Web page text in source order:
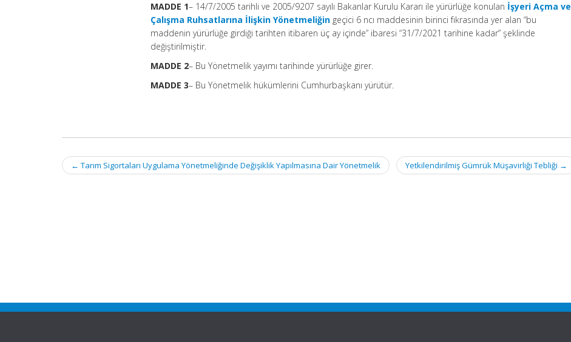
MADDE 1– 14/7/2005 tarihli ve 2005/9207 sayılı Bakanlar Kurulu Kararı ile yürürlüğe konulan İşyeri Açma ve
Çalışma Ruhsatlarına İlişkin Yönetmeliğin geçici 6 ncı maddesinin birinci fıkrasında yer alan “bu
maddenin yürürlüğe girdiği tarihten itibaren üç ay içinde” ibaresi “31/7/2021 tarihine kadar” şeklinde
değiştirilmiştir.
MADDE 2– Bu Yönetmelik yayımı tarihinde yürürlüğe girer.
MADDE 3– Bu Yönetmelik hükümlerini Cumhurbaşkanı yürütür.
Post
navigation
← Tarım Sigortaları Uygulama Yönetmeliğinde Değişiklik Yapılmasına Dair Yönetmelik Yetkilendirilmiş Gümrük Müşavirliği Tebliği →